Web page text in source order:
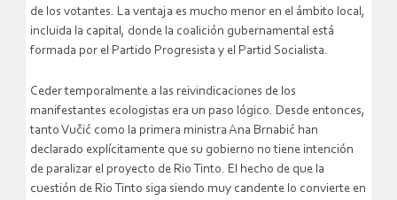
de los votantes. La ventaja es mucho menor en el ámbito local,
incluida la capital, donde la coalición gubernamental está
formada por el Partido Progresista y el Partid Socialista.
Ceder temporalmente a las reivindicaciones de los
manifestantes ecologistas era un paso lógico. Desde entonces,
tanto Vučić como la primera ministra Ana Brnabić han
declarado explícitamente que su gobierno no tiene intención
de paralizar el proyecto de Rio Tinto. El hecho de que la
cuestión de Rio Tinto siga siendo muy candente lo convierte en